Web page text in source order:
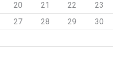
20 21 22
23
27 28 29
30